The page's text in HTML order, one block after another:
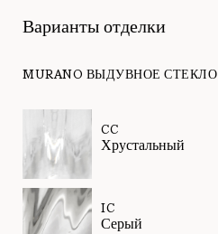
Варианты отделки
MURANO ВЫДУВНОЕ СТЕКЛО
CC
Хрустальный
IC
Серый